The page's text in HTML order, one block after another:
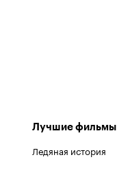
Лучшие фильмы
Ледяная история